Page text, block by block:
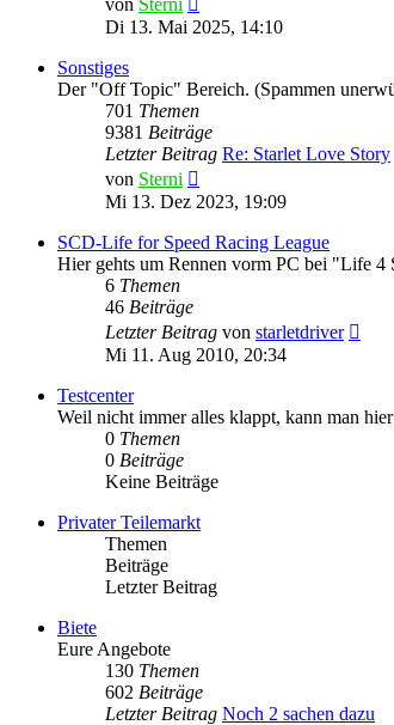
Beitrag
Di 13. Mai 2025, 14:10
Sonstiges
Der "Off Topic" Bereich. (Spammen
701 Themen
9381 Beiträge
Letzter Beitrag Re: Starlet Love Story
von Sterni
Beitrag
Mi 13. Dez 2023, 19:09
SCD-Life for Speed Racing League
Hier gehts um Rennen vorm PC bei "Life 4
6 Themen
46 Beiträge
Letzter Beitrag von starletdriver
Mi 11. Aug 2010, 20:34
Testcenter
Weil nicht immer alles klappt, kann man hier
0 Themen
0 Beiträge
Keine Beiträge
Privater Teilemarkt
Themen
Beiträge
Letzter Beitrag
Biete
Eure Angebote
130 Themen
602 Beiträge
Letzter Beitrag Noch 2 sachen dazu